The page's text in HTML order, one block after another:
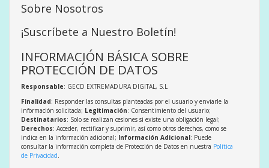
Sobre Nosotros
¡Suscríbete a Nuestro Boletín!
INFORMACIÓN BÁSICA SOBRE
PROTECCIÓN DE DATOS
Responsable: GECD EXTREMADURA DIGITAL, S.L
Finalidad: Responder las consultas planteadas por el usuario y enviarle la
información solicitada; Legitimación: Consentimiento del usuario;
Destinatarios: Solo se realizan cesiones si existe una obligación legal;
Derechos: Acceder, rectificar y suprimir, así como otros derechos, como se
indica en la información adicional; Información Adicional: Puede
consultar la información completa de Protección de Datos en nuestra Política
de Privacidad